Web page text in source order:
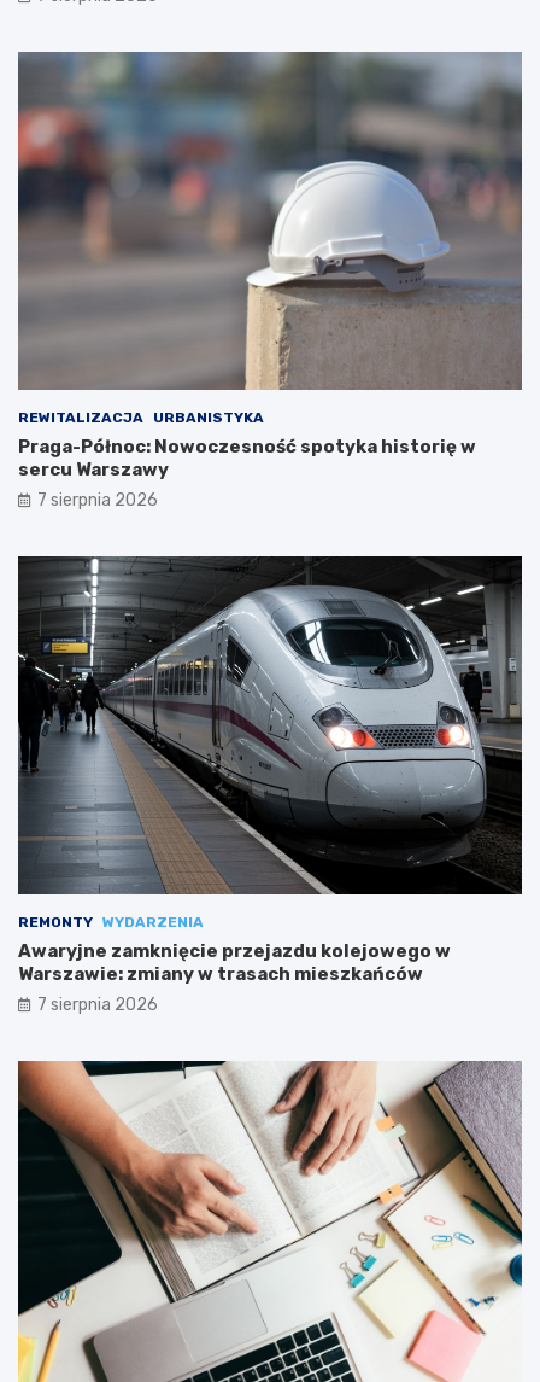
REWITALIZACJA URBANISTYKA
Praga-Północ: Nowoczesność spotyka historię w
sercu Warszawy
7 sierpnia 2026
REMONTY WYDARZENIA
Awaryjne zamknięcie przejazdu kolejowego w
Warszawie: zmiany w trasach mieszkańców
7 sierpnia 2026